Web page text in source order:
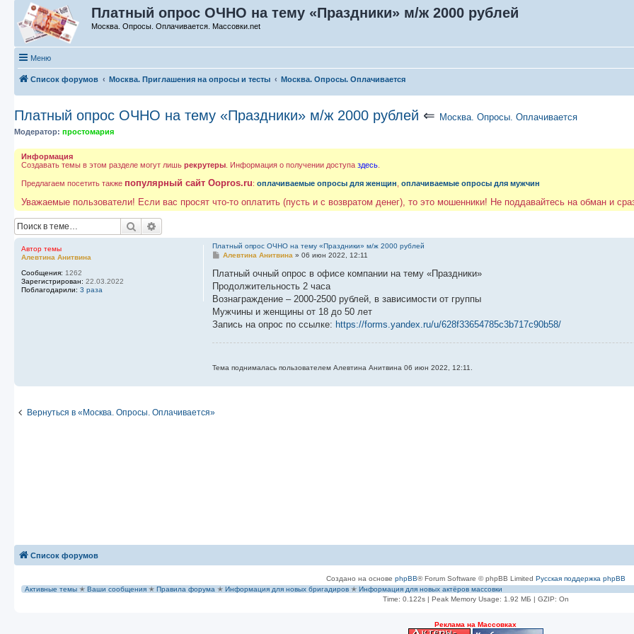
Платный опрос ОЧНО на тему «Праздники» м/ж 2000 рублей
Москва. Опросы. Оплачивается. Массовки.net
Меню
Список форумов Москва. Приглашения на опросы и тесты Москва. Опросы. Оплачивается
Платный опрос ОЧНО на тему «Праздники» м/ж 2000 рублей ⇐ Москва. Опросы. Оплачивается
Модератор: простомария
Информация
Создавать темы в этом разделе могут лишь рекрутеры . Информация о получении доступа здесь
Предлагаем посетить также популярный сайт Oopros.ru: оплачиваемые опросы для женщин оплачиваемые опросы для мужчин
Уважаемые пользователи! Если вас просят что-то оплатить (пусть и с возвратом денег), то это мошенники! Не поддавайтесь на обман и
Поиск
Автор темы
Алевтина Анитвина
Сообщения: 1262
Зарегистрирован: 22.03.2022
Поблагодарили: 3 раза
Платный опрос ОЧНО на тему «Праздники» м/ж 2000 рублей
С
о
щ
е
и
е
Алевтина Анитвина »06 июн 2022, 12:11
Платный очный опрос в офисе компании на тему «Праздники»
Продолжительность 2 часа
Вознаграждение – 2000-2500 рублей, в зависимости от группы
Мужчины и женщины от 18 до 50 лет
Запись на опрос по ссылке: https://forms.yandex.ru/u/628f33654785c3b717c90b58/
Тема поднималась пользователем Алевтина Анитвина 06 июн 2022, 12:11.
Вернуться в «Москва. Опросы. Оплачивается»
Список форумов
Создано на основе phpBB® Forum Software © phpBB Limited Русская поддержка phpBB
Активные темы ✭ Ваши сообщения ✭ Правила форума ✭ Информация для новых бригадиров ✭ Информация для новых актёров массовки
Time: 0.122s| Peak Memory Usage: 1.92 МБ | GZIP: On
Рeклама на Массовках